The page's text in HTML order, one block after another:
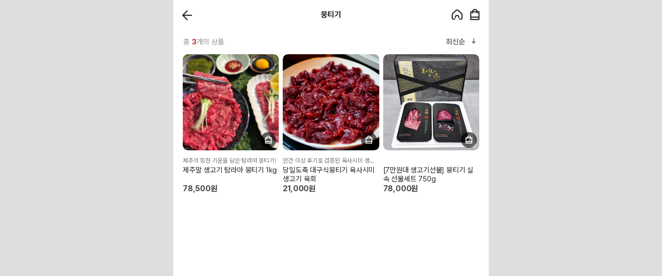
뭉티기
총 3개의 상품 최신순
제주의 힘찬 기운을 담은 탐라마 뭉티기!
제주말 생고기 탐라마 뭉티기 1kg
78,500원
만건 이상 후기로 검증된 육사시미 생고기먹는날
당일도축 대구식뭉티기 육사시미
생고기 육회
21,000원
[7만원대 생고기선물] 뭉티기 실
속 선물세트 750g
78,000원